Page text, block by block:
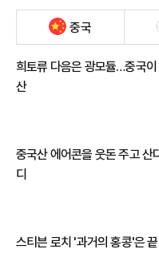
중국
희토류 다음은 광모듈…중국
산
중국산 에어콘을 웃돈 주고 산
디
스티븐 로치 '과거의 홍콩'은